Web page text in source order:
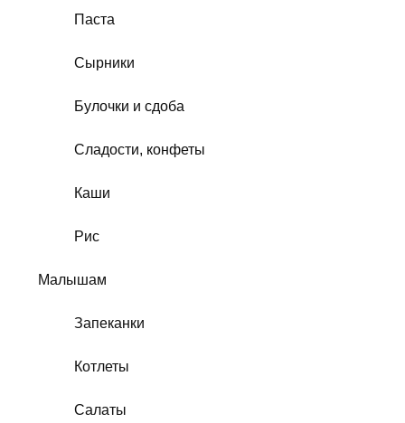
Паста
Сырники
Булочки и сдоба
Сладости, конфеты
Каши
Рис
Малышам
Запеканки
Котлеты
Салаты